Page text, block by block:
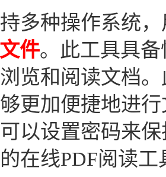
多种操作系统
件。此工具具
览和阅读文档
更加便捷地进
以设置密码来
在线PDF阅读